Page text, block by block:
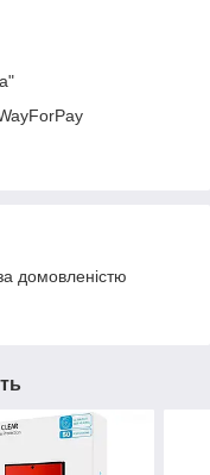
домовленістю